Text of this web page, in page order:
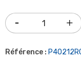
Référence :